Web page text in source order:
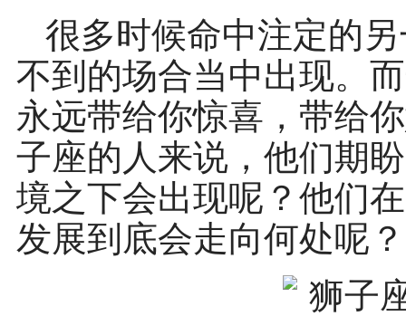
很多时候命中注定的
不到的场合当中出现。
永远带给你惊喜，带给
子座的人来说，他们期
境之下会出现呢？他们
发展到底会走向何处呢？